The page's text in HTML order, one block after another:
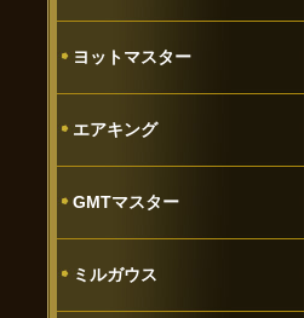
ヨットマスター
エアキング
GMTマスター
ミルガウス